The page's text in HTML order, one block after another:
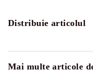
Distribuie articolul
Mai multe articole